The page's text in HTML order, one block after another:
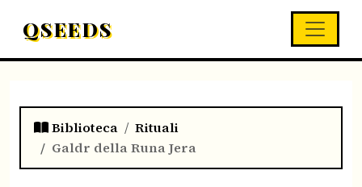
QSEEDS
Biblioteca
Rituali
Galdr della Runa Jera